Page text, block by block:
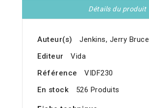
Détails du produit
Auteur(s)
Jenkins, Jerry Bruce
Editeur
Vida
Référence
VIDF230
En stock
526 Produits